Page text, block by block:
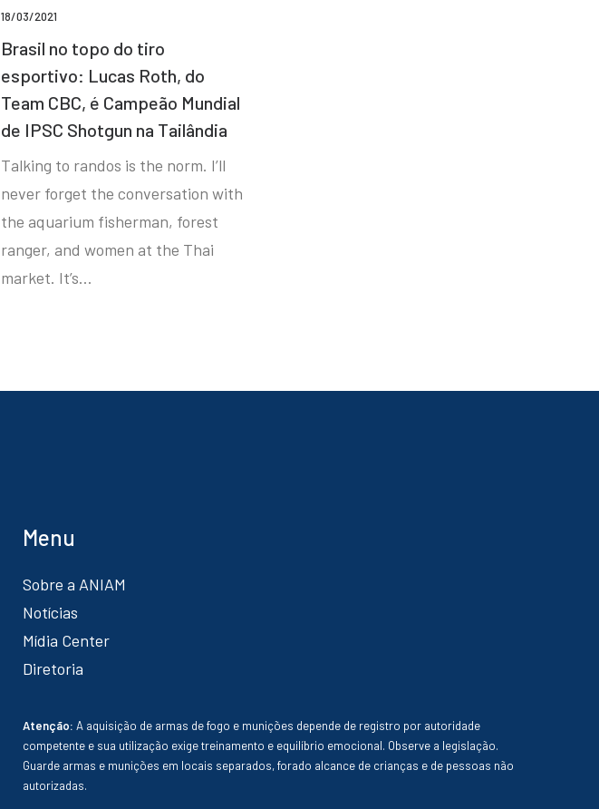
18/03/2021
Brasil no topo do tiro
esportivo: Lucas Roth, do
Team CBC, é Campeão Mundial
de IPSC Shotgun na Tailândia
Talking to randos is the norm. I’ll
never forget the conversation with
the aquarium fisherman, forest
ranger, and women at the Thai
market. It’s…
Menu
Sobre a ANIAM
Notícias
Mídia Center
Diretoria
Atenção: A aquisição de armas de fogo e munições depende de registro por autoridade
competente e sua utilização exige treinamento e equilíbrio emocional. Observe a legislação.
Guarde armas e munições em locais separados, forado alcance de crianças e de pessoas não
autorizadas.